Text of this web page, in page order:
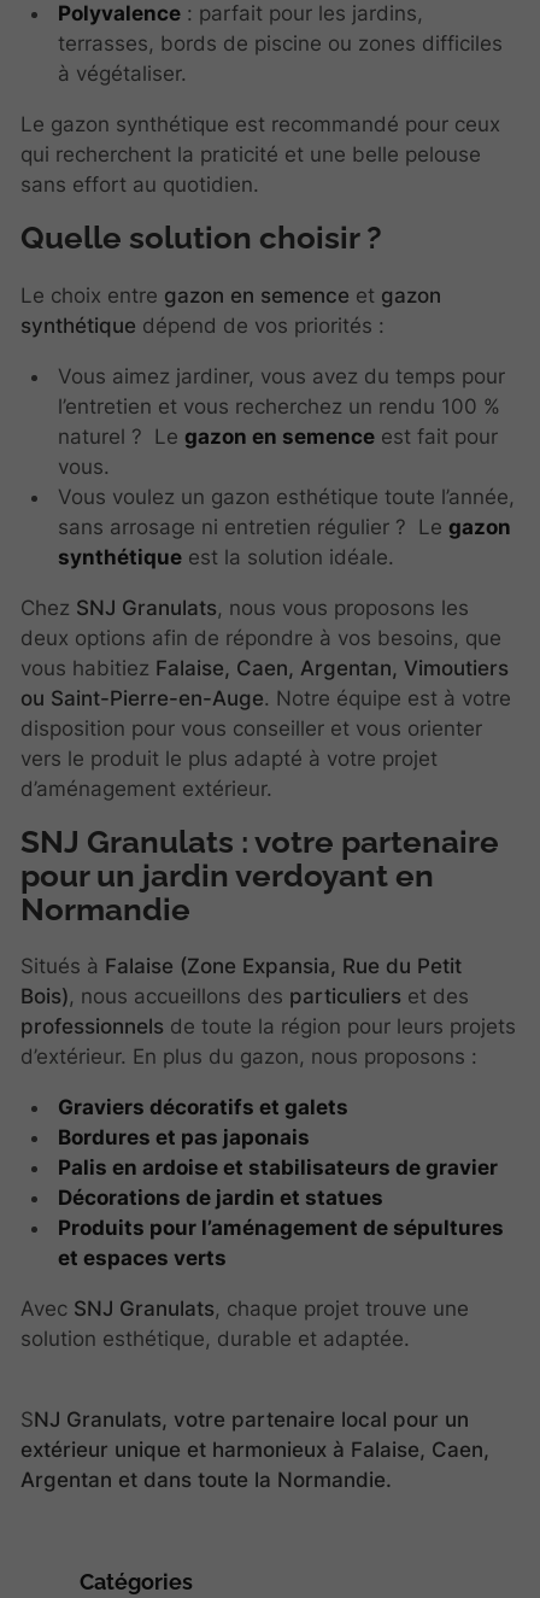
Catégories
Polyvalence : parfait pour les jardins,
terrasses, bords de piscine ou zones difficiles
à végétaliser.
Le gazon synthétique est recommandé pour ceux
qui recherchent la praticité et une belle pelouse
sans effort au quotidien.
Quelle solution choisir ?
Le choix entre gazon en semence et gazon
synthétique dépend de vos priorités :
Vous aimez jardiner, vous avez du temps pour
l’entretien et vous recherchez un rendu 100 %
naturel ? Legazon en semence est fait pour
vous.
Vous voulez un gazon esthétique toute l’année,
sans arrosage ni entretien régulier ? Legazon
synthétique est la solution idéale.
Chez SNJ Granulats, nous vous proposons les
deux options afin de répondre à vos besoins, que
vous habitiez Falaise, Caen, Argentan, Vimoutiers
ou Saint-Pierre-en-Auge. Notre équipe est à votre
disposition pour vous conseiller et vous orienter
vers le produit le plus adapté à votre projet
d’aménagement extérieur.
SNJ Granulats : votre partenaire
pour un jardin verdoyant en
Normandie
Situés à Falaise (Zone Expansia, Rue du Petit
Bois), nous accueillons des particuliers et des
professionnels de toute la région pour leurs projets
d’extérieur. En plus du gazon, nous proposons :
Graviers décoratifs et galets
Bordures et pas japonais
Palis en ardoise et stabilisateurs de gravier
Décorations de jardin et statues
Produits pour l’aménagement de sépultures
et espaces verts
Avec SNJ Granulats, chaque projet trouve une
solution esthétique, durable et adaptée.
SNJ Granulats, votre partenaire local pour un
extérieur unique et harmonieux à Falaise, Caen,
Argentan et dans toute la Normandie.